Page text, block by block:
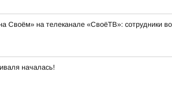
Своём» на телеканале «СвоёТВ»: сотрудники
началась!